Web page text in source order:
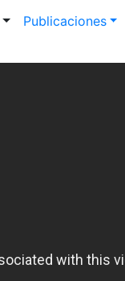
Publicaciones